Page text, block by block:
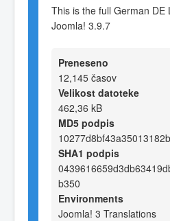
This is the full German DE
Joomla! 3.9.7
Preneseno
12,145 časov
Velikost datoteke
462,36 kB
MD5 podpis
SHA1 podpis
b350
Environments
Joomla! 3 Translations